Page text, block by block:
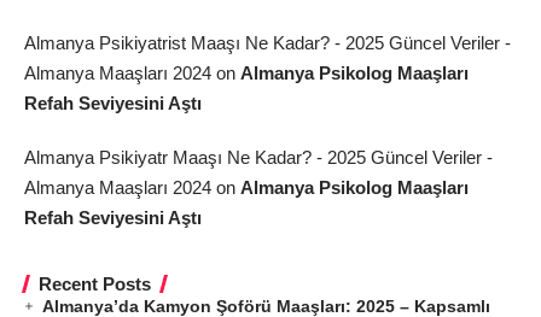
Almanya Psikiyatrist Maaşı Ne Kadar? - 2025 Güncel Veriler -
Almanya Maaşları 2024 on Almanya Psikolog Maaşları
Refah Seviyesini Aştı
Almanya Psikiyatr Maaşı Ne Kadar? - 2025 Güncel Veriler -
Almanya Maaşları 2024 on Almanya Psikolog Maaşları
Refah Seviyesini Aştı
Recent Posts
Almanya’da Kamyon Şoförü Maaşları: 2025 – Kapsamlı